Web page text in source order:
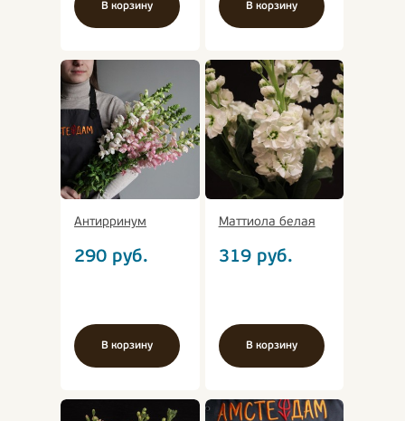
В корзину В корзину
Антирринум
290 руб.
В корзину
Маттиола белая
319руб.
В корзину